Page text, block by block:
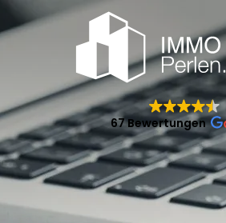
67 Bewertungen